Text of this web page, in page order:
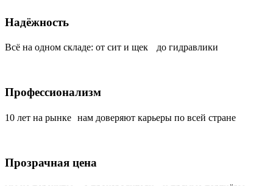
Надёжность
Всё на одном складе: от сит и щек до гидравлики
Профессионализм
10 лет на рынке нам доверяют карьеры по всей стране
Прозрачная цена